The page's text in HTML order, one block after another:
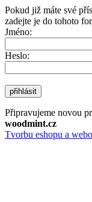
Pokud již máte své
zadejte je do tohoto
Jméno:
Heslo:
přihlásit
Připravujeme novou
woodmint.cz
Tvorbu eshopu a